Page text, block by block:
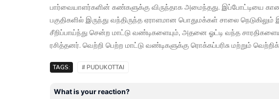
பார்வையாளர்களின் கண்களுக்கு விருந்தாக அமைந்தது. இப்போட்டியை
பகுதிகளில் இருந்து வந்திருந்த ஏராளமான பொதுமக்கள் சாலை நெடுகிலும்
சீறிப்பாய்ந்து சென்ற மாட்டு வண்டிகளையும், அதனை ஓட்டி வந்த
ரசித்தனர். வெற்றி பெற்ற மாட்டு வண்டிகளுக்கு ரொக்கப்பரிசு மற்றும்
TAGS: # PUDUKOTTAI